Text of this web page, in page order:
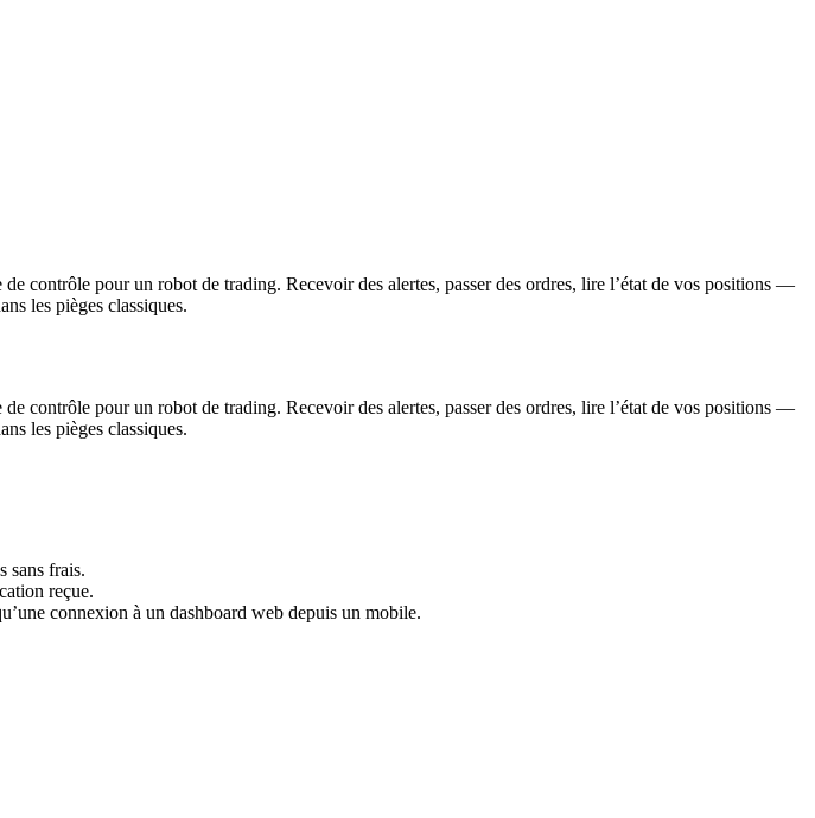
contrôle pour un robot de trading. Recevoir des alertes, passer des ordres, lire l’état de vos positions —
les pièges classiques.
contrôle pour un robot de trading. Recevoir des alertes, passer des ordres, lire l’état de vos positions —
les pièges classiques.
sans frais.
reçue.
connexion à un dashboard web depuis un mobile.